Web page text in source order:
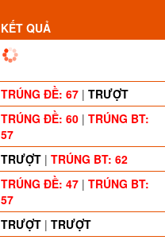
KẾT QUẢ
TRÚNG ĐỀ: 67 | TRƯỢT
TRÚNG ĐỀ: 60 | TRÚNG BT:
57
TRƯỢT | TRÚNG BT: 62
TRÚNG ĐỀ: 47 | TRÚNG BT:
57
TRƯỢT | TRƯỢT